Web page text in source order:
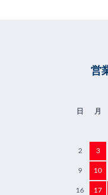
営
日 月
2 3
9 10
16 17